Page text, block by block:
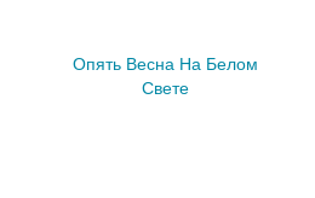
Опять Весна На Белом
Свете